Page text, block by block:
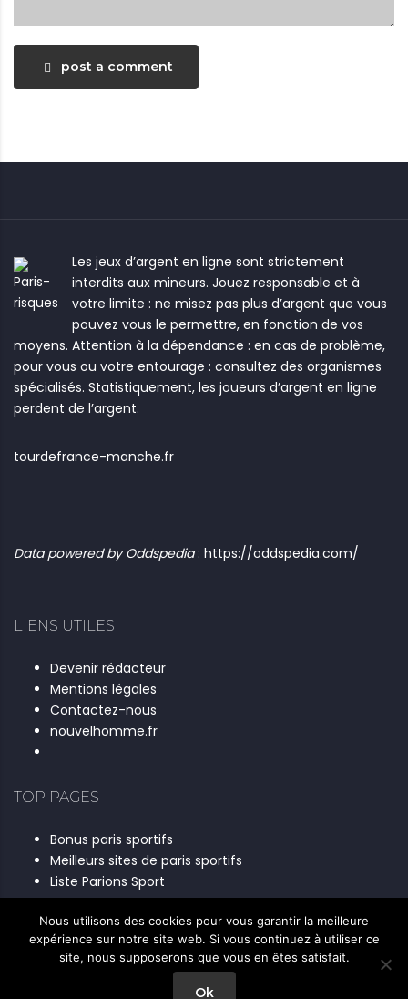
post a comment
Les jeux d’argent en ligne sont strictement
interdits aux mineurs. Jouez responsable et à
votre limite : ne misez pas plus d’argent que vous
pouvez vous le permettre, en fonction de vos
moyens. Attention à la dépendance : en cas de problème,
pour vous ou votre entourage : consultez des organismes
spécialisés. Statistiquement, les joueurs d’argent en ligne
perdent de l’argent.
tourdefrance-manche.fr
Data powered by Oddspedia: https://oddspedia.com/
LIENS UTILES
Devenir rédacteur
Mentions légales
Contactez-nous
nouvelhomme.fr
TOP PAGES
Bonus paris sportifs
Meilleurs sites de paris sportifs
Liste Parions Sport
Nous utilisons des cookies pour vous garantir la meilleure
expérience sur notre site web. Si vous continuez à utiliser ce
site, nous supposerons que vous en êtes satisfait.
Ok